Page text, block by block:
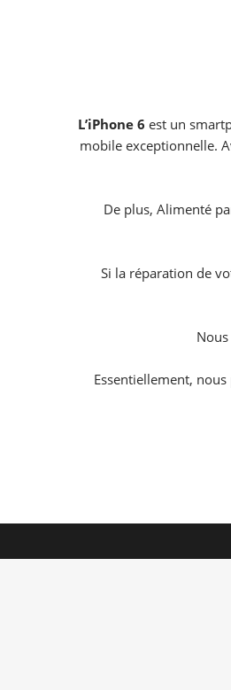
L’iPhone 6 est un
mobile exceptionnelle.
De plus, Alimenté
Si la réparation de
Essentiellement,